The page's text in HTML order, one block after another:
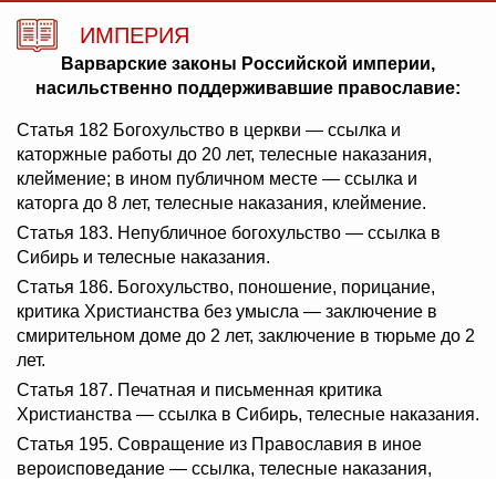
ИМПЕРИЯ
Варварские законы Российской империи,
насильственно поддерживавшие православие:
Статья 182 Богохульство в церкви — ссылка и
каторжные работы до 20 лет, телесные наказания,
клеймение; в ином публичном месте — ссылка и
каторга до 8 лет, телесные наказания, клеймение.
Статья 183. Непубличное богохульство — ссылка в
Сибирь и телесные наказания.
Статья 186. Богохульство, поношение, порицание,
критика Христианства без умысла — заключение в
смирительном доме до 2 лет, заключение в тюрьме до 2
лет.
Статья 187. Печатная и письменная критика
Христианства — ссылка в Сибирь, телесные наказания.
Статья 195. Совращение из Православия в иное
вероисповедание — ссылка, телесные наказания,